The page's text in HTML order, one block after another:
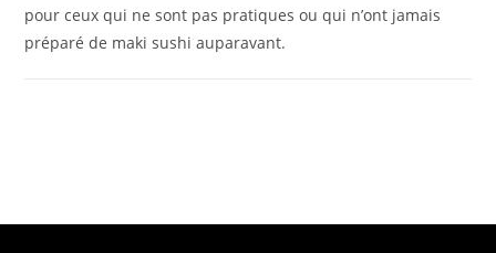
pour ceux qui ne sont pas pratiques ou qui n’ont jamais
préparé de maki sushi auparavant.